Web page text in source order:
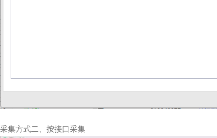
采集方式二、按接口采集